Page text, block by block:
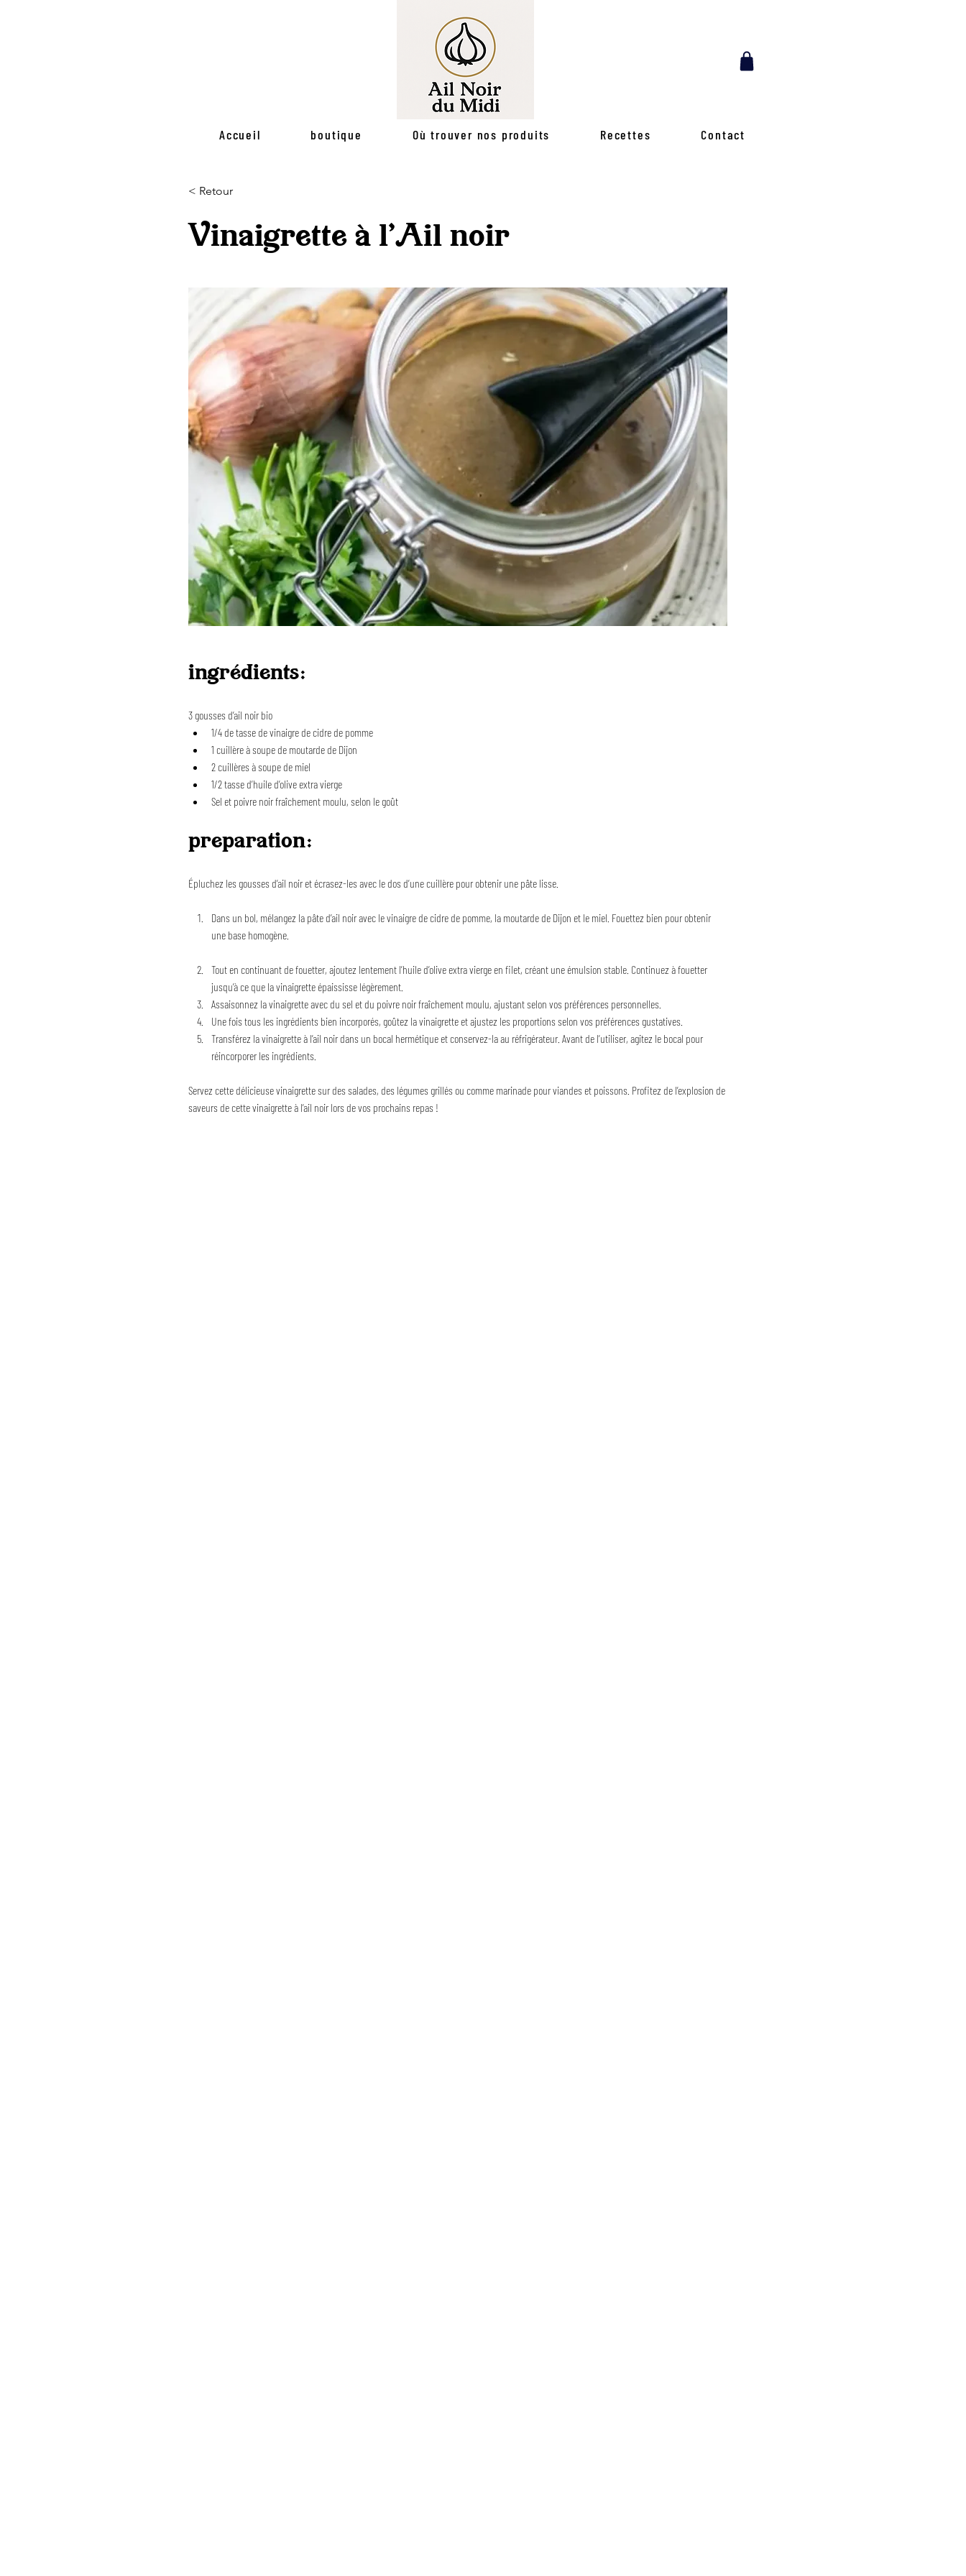
Accueil boutique Où trouver nos produits Recettes Contact
< Retour
Vinaigrette à l'Ail noir
ingrédients:
3 gousses d’ail noir bio
1/4 de tasse de vinaigre de cidre de pomme
1 cuillère à soupe de moutarde de Dijon
2 cuillères à soupe de miel
1/2 tasse d’huile d’olive extra vierge
Sel et poivre noir fraîchement moulu, selon le goût
preparation:
Épluchez les gousses d’ail noir et écrasez-les avec le dos d’une cuillère pour obtenir une pâte lisse.
Dans un bol, mélangez la pâte d’ail noir avec le vinaigre de cidre de pomme, la moutarde de Dijon et le miel. Fouettez bien pour obtenir
une base homogène.
Tout en continuant de fouetter, ajoutez lentement l’huile d’olive extra vierge en filet, créant une émulsion stable. Continuez à fouetter
jusqu’à ce que la vinaigrette épaississe légèrement.
Assaisonnez la vinaigrette avec du sel et du poivre noir fraîchement moulu, ajustant selon vos préférences personnelles.
Une fois tous les ingrédients bien incorporés, goûtez la vinaigrette et ajustez les proportions selon vos préférences gustatives.
Transférez la vinaigrette à l’ail noir dans un bocal hermétique et conservez-la au réfrigérateur. Avant de l’utiliser, agitez le bocal pour
réincorporer les ingrédients.
Servez cette délicieuse vinaigrette sur des salades, des légumes grillés ou comme marinade pour viandes et poissons. Profitez de l’explosion de
saveurs de cette vinaigrette à l’ail noir lors de vos prochains repas !